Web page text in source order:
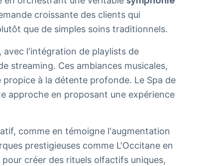
croissante des clients qui
que de simples soins traditionnels.
avec l'intégration de playlists de
streaming. Ces ambiances musicales,
à la détente profonde. Le Spa de
approche en proposant une expérience
comme en témoigne l'augmentation
prestigieuses comme L'Occitane en
créer des rituels olfactifs uniques,